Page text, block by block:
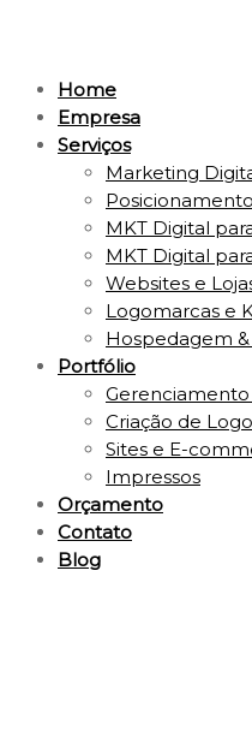
Home
Empresa
Serviços
Marketing
MKT Digital
MKT Digital
Websites e
Logomarcas e
Hospedagem
Portfólio
Gerenciamento
Criação de
Sites e E-
Impressos
Orçamento
Contato
Blog